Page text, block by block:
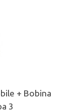
+ Bobina
3